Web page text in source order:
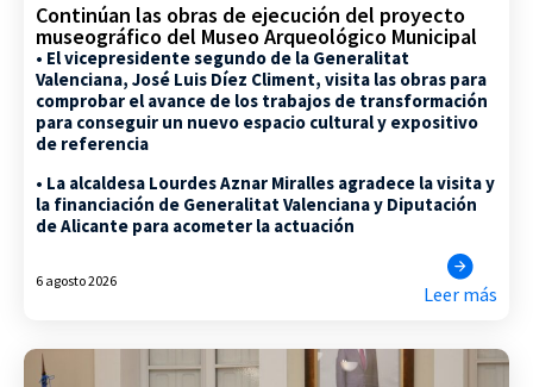
Continúan las obras de ejecución del proyecto
museográfico del Museo Arqueológico Municipal
• El vicepresidente segundo de la Generalitat
Valenciana, José Luis Díez Climent, visita las obras para
comprobar el avance de los trabajos de transformación
para conseguir un nuevo espacio cultural y expositivo
de referencia
• La alcaldesa Lourdes Aznar Miralles agradece la visita y
la financiación de Generalitat Valenciana y Diputación
de Alicante para acometer la actuación
6 agosto 2026
Leer más